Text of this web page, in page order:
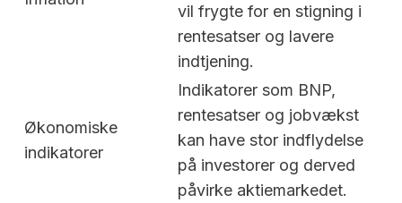
vil frygte for en stigning i
rentesatser og lavere
indtjening.
Økonomiske
indikatorer
Indikatorer som BNP,
rentesatser og jobvækst
kan have stor indflydelse
på investorer og derved
påvirke aktiemarkedet.